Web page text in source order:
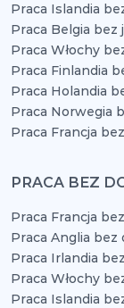
Praca Islandia
Praca Belgia bez
Praca Włochy
Praca Finlandia
Praca Holandia
Praca Norwegia
Praca Francja
PRACA BEZ
Praca Francja
Praca Anglia bez
Praca Irlandia
Praca Włochy
Praca Islandia